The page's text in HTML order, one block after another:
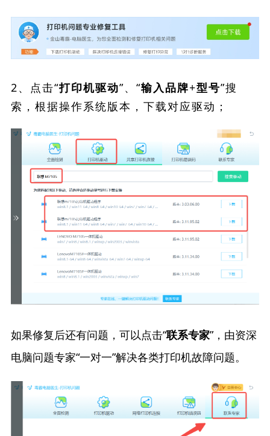
2、点击“打印机驱动”、“输入品牌+型号”搜
索，根据操作系统版本，下载对应驱动；
如果修复后还有问题，可以点击“联系专家”，由资深
电脑问题专家“一对一”解决各类打印机故障问题。